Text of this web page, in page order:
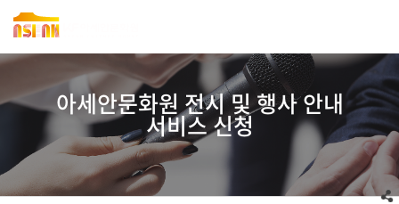
아세안문화원 전시 및 행사 안내
서비스 신청